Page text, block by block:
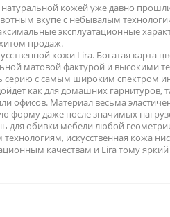
кожей уже давно
вкупе с небывалым
эксплуатационные
продаж.
кожи Lira. Богатая карта
матовой фактурой и высокими
серию с самым широким спектром
как для домашних гарнитуров,
офисов. Материал весьма
форму даже после значимых
для обивки мебели любой
искусственная кожа
качествам и Lira тому